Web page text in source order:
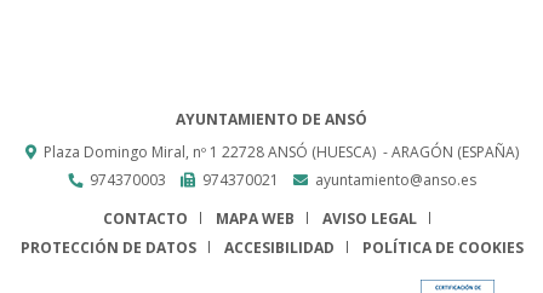
AYUNTAMIENTO DE ANSÓ
Plaza Domingo Miral, nº 1 22728 ANSÓ (HUESCA) - ARAGÓN (ESPAÑA)
974370003
974370021
ayuntamiento@anso.es
CONTACTO
MAPA WEB
AVISO LEGAL
PROTECCIÓN DE DATOS
ACCESIBILIDAD POLÍTICA DE COOKIES